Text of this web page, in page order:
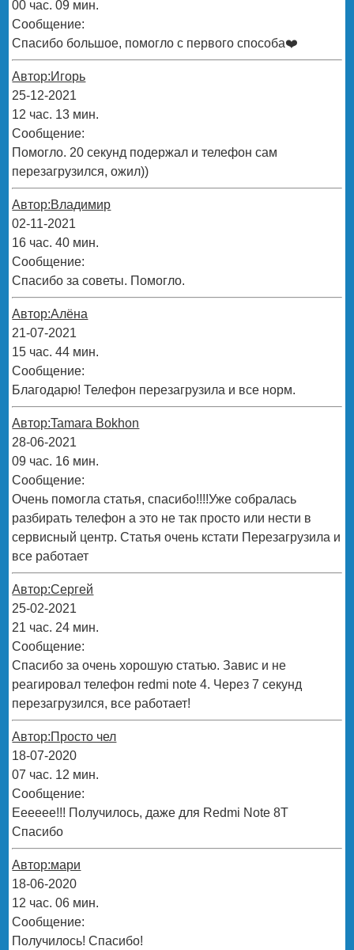
00 час. 09 мин.
Сообщение:
Спасибо большое, помогло с первого способа❤️
Автор:Игорь
25-12-2021
12 час. 13 мин.
Сообщение:
Помогло. 20 секунд подержал и телефон сам
перезагрузился, ожил))
Автор:Владимир
02-11-2021
16 час. 40 мин.
Сообщение:
Спасибо за советы. Помогло.
Автор:Алёна
21-07-2021
15 час. 44 мин.
Сообщение:
Благодарю! Телефон перезагрузила и все норм.
Автор:Tamara Bokhon
28-06-2021
09 час. 16 мин.
Сообщение:
Очень помогла статья, спасибо!!!!Уже собралась
разбирать телефон а это не так просто или нести в
сервисный центр. Статья очень кстати Перезагрузила и
все работает
Автор:Сергей
25-02-2021
21 час. 24 мин.
Сообщение:
Спасибо за очень хорошую статью. Завис и не
реагировал телефон redmi note 4. Через 7 секунд
перезагрузился, все работает!
Автор:Просто чел
18-07-2020
07 час. 12 мин.
Сообщение:
Ееееее!!! Получилось, даже для Redmi Note 8T
Спасибо
Автор:мари
18-06-2020
12 час. 06 мин.
Сообщение:
Получилось! Спасибо!